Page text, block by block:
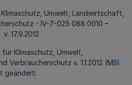
Umwelt, Landwirtschaft,
- IV-7-025 088 0010 –
v. 17.9.2012
Klimaschutz, Umwelt,
Verbraucherschutz v. 1.1.2012 (MBl.
geändert: